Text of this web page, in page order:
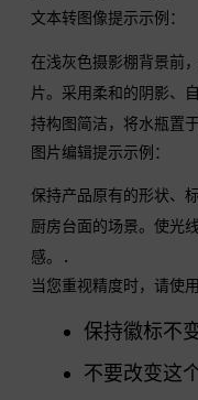
文本转图像提示示例：
在浅灰色摄影棚背景前
片。采用柔和的阴影、
持构图简洁，将水瓶置
图片编辑提示示例：
保持产品原有的形状、
厨房台面的场景。使光
感。.
当您重视精度时，请使
保持徽标不
不要改变这